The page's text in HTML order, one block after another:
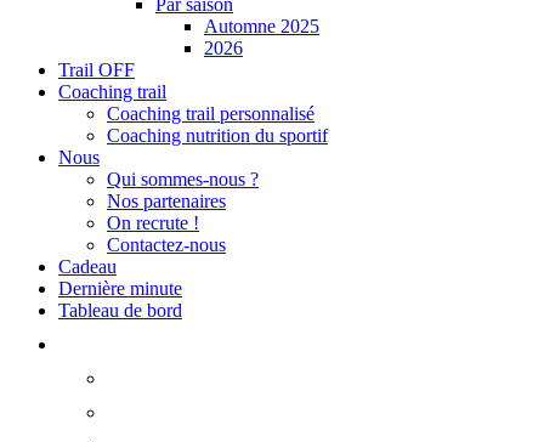
Automne 2025
2026
Trail OFF
Coaching trail
Coaching trail personnalisé
Coaching nutrition du sportif
Nous
Qui sommes-nous ?
Nos partenaires
On recrute !
Contactez-nous
Cadeau
Dernière minute
Tableau de bord